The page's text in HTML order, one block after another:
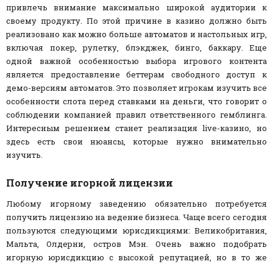
привлечь внимание максимально широкой аудитории к
своему продукту. По этой причине в казино должно быть
реализовано как можно больше автоматов и настольных игр,
включая покер, рулетку, блэкджек, бинго, баккару. Еще
одной важной особенностью выбора игрового контента
является предоставление беттерам свободного доступ к
демо-версиям автоматов. Это позволяет игрокам изучить все
особенности слота перед ставками на деньги, что говорит о
соблюдении компанией правил ответственного гемблинга.
Интересным решением станет реализация live-казино, но
здесь есть свои нюансы, которые нужно внимательно
изучить.
Получение игорной лицензии
Любому игорному заведению обязательно потребуется
получить лицензию на ведение бизнеса. Чаще всего сегодня
пользуются следующими юрисдикциями: Великобритания,
Мальта, Олдерни, остров Мэн. Очень важно подобрать
игорную юрисдикцию с высокой репутацией, но в то же